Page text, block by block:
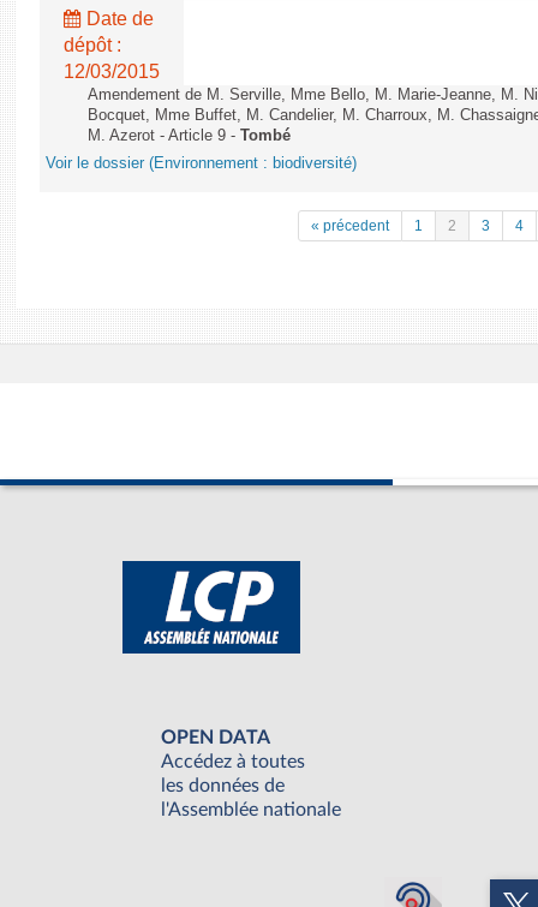
Date de
dépôt :
12/03/2015
Amendement de M. Serville, Mme Bello, M. Marie-Jeanne, M.
Bocquet, Mme Buffet, M. Candelier, M. Charroux, M.
M. Azerot - Article 9 - Tombé
Voir le dossier (Environnement : biodiversité)
« précedent 1 2 3 4
OPEN DATA
Accédez à toutes
les données de
l'Assemblée nationale